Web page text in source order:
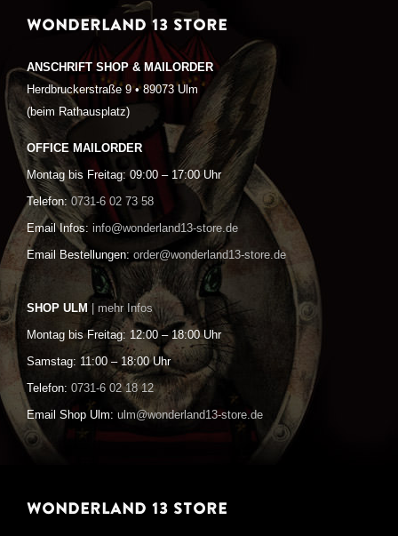
WONDERLAND 13 STORE
ANSCHRIFT SHOP & MAILORDER
Herdbruckerstraße 9 • 89073 Ulm
(beim Rathausplatz)
OFFICE MAILORDER
Montag bis Freitag: 09:00 – 17:00 Uhr
Telefon: 0731-6 02 73 58
Email Infos: info@wonderland13-store.de
Email Bestellungen: order@wonderland13-store.de
SHOP ULM | mehr Infos
Montag bis Freitag: 12:00 – 18:00 Uhr
Samstag: 11:00 – 18:00 Uhr
Telefon: 0731-6 02 18 12
Email Shop Ulm: ulm@wonderland13-store.de
WONDERLAND 13 STORE